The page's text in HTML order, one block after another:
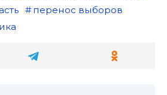
перенос выборов